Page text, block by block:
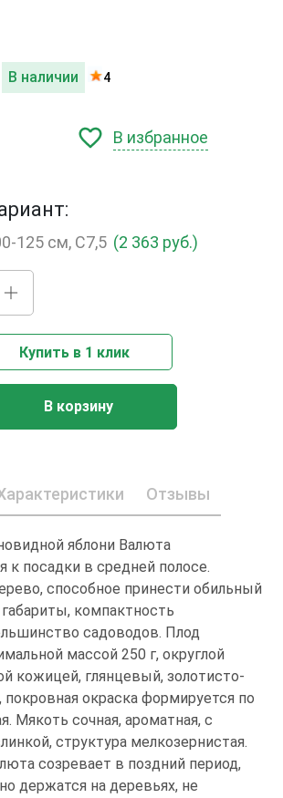
В наличии 4
В избранное
125 см, С7,5 (2 363 руб.)
Купить в 1 клик
В корзину
Отзывы
яблони Валюта
к посадки в средней полосе.
способное принести обильный
компактность
садоводов. Плод
массой 250 г, округлой
кожицей, глянцевый, золотисто-
окраска формируется по
Мякоть сочная, ароматная, с
структура мелкозернистая.
созревает в поздний период,
держатся на деревьях, не